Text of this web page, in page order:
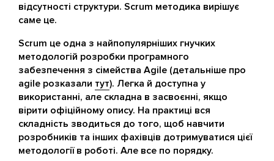
відсутності структури. Scrum методика вирішує
саме це.
Scrum це одна з найпопулярніших гнучких
методологій розробки програмного
забезпечення з сімейства Agile (детальніше про
agile розказали тут). Легка й доступна у
використанні, але складна в засвоєнні, якщо
вірити офіційному опису. На практиці вся
складність зводиться до того, щоб навчити
розробників та інших фахівців дотримуватися цієї
методології в роботі. Але все по порядку.